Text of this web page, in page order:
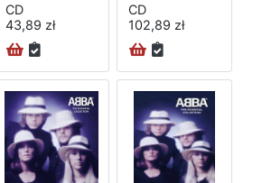
CD
43,89 zł
CD
102,89 zł